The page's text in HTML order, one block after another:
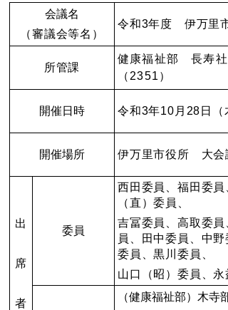
会議名
（審議会等名）
令和3年度 伊万里
所管課
健康福祉部 長寿
（2351）
開催日時 令和3年10月28日
開催場所 伊万里市役所 大会
出
席
者
委員
西田委員、福田委
（直）委員、
吉冨委員、高取委
員、田中委員、中
委員、黒川委員、
山口（昭）委員、永
（健康福祉部）木寺